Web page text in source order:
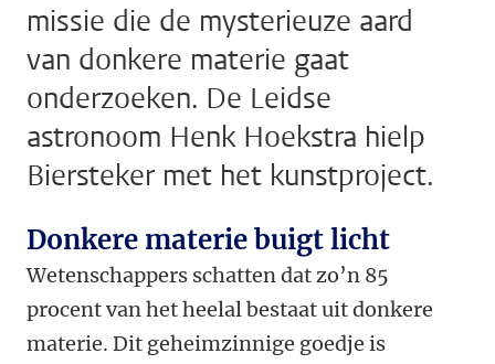
missie die de mysterieuze aard
van donkere materie gaat
onderzoeken. De Leidse
astronoom Henk Hoekstra hielp
Biersteker met het kunstproject.
Donkere materie buigt licht
Wetenschappers schatten dat zo’n 85
procent van het heelal bestaat uit donkere
materie. Dit geheimzinnige goedje is